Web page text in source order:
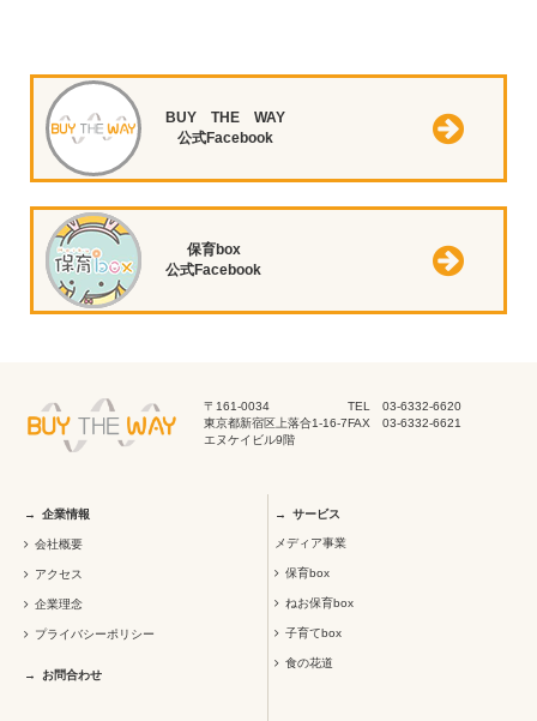
BUY THE WAY
公式Facebook
保育box
公式Facebook
〒161-0034
東京都新宿区上落合1-16-7
エヌケイビル9階
TEL 03-6332-6620
FAX 03-6332-6621
企業情報
会社概要
アクセス
企業理念
プライバシーポリシー
お問合わせ
サービス
メディア事業
保育box
ねお保育box
子育てbox
食の花道